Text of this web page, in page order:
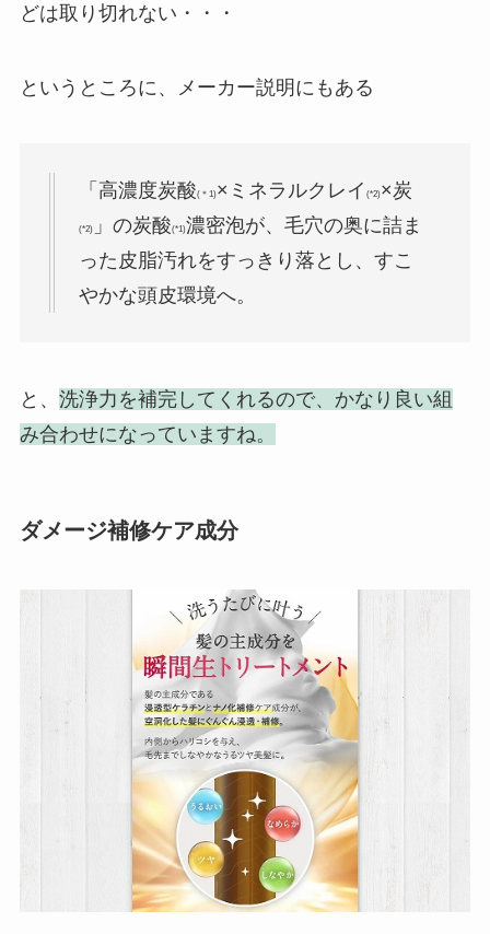
どは取り切れない・・・
というところに、メーカー説明にもある
「高濃度炭酸(＊1)×ミネラルクレイ (*2)×炭
(*2)」の炭酸(*1)濃密泡が、毛穴の奥に詰ま
った皮脂汚れをすっきり落とし、すこ
やかな頭皮環境へ。
と、 洗浄力を補完してくれるので、かなり良い組
み合わせになっていますね。
ダメージ補修ケア成分